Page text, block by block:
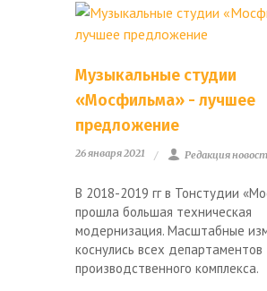
Музыкальные студии
«Мосфильма» - лучшее
предложение
26 января 2021 Редакция
В 2018-2019 гг в Тонстудии
прошла большая техническая
модернизация. Масштабные
коснулись всех департаментов
производственного комплекса.